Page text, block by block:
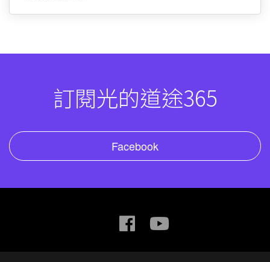
訂閱光的道途365
Facebook